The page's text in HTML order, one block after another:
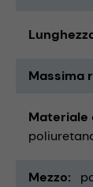
Massima
Mezzo